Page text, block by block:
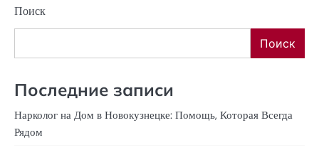
Поиск
Поиск
Последние записи
Нарколог на Дом в Новокузнецке: Помощь, Которая Всегда
Рядом